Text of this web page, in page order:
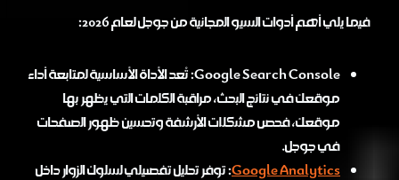
فيما يلي أهم أدوات السيو المجانية من جوجل لعام 2026:
Google Search Console: تُعد الأداة الأساسية لمتابعة أداء
موقعك في نتائج البحث، مراقبة الكلمات التي يظهر بها
موقعك، فحص مشكلات الأرشفة وتحسين ظهور الصفحات
في جوجل.
Google Analytics: توفر تحليل تفصيلي لسلوك الزوار داخل